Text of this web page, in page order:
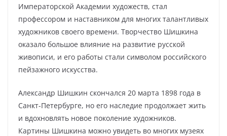
Императорской Академии художеств, стал
профессором и наставником для многих талантливых
художников своего времени. Творчество Шишкина
оказало большое влияние на развитие русской
живописи, и его работы стали символом российского
пейзажного искусства.
Александр Шишкин скончался 20 марта 1898 года в
Санкт-Петербурге, но его наследие продолжает жить
и вдохновлять новое поколение художников.
Картины Шишкина можно увидеть во многих музеях